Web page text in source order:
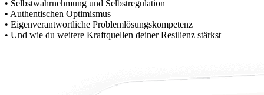
• Selbstwahrnehmung und Selbstregulation
• Authentischen Optimismus
• Eigenverantwortliche Problemlösungskompetenz
• Und wie du weitere Kraftquellen deiner Resilienz stärkst